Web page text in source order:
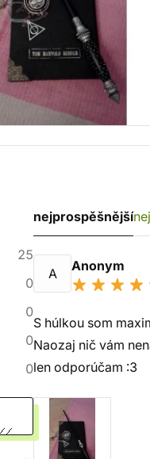
25
0
0
0
0
nejprospěšnější
A Anonym
S húlkou som
Naozaj nič vám
len odporúčam :3